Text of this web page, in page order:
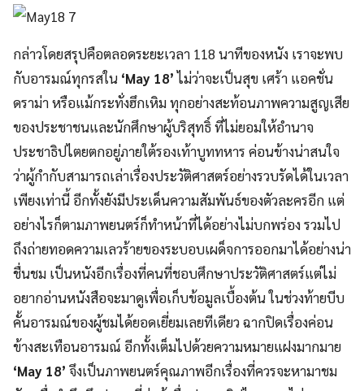
กล่าวโดยสรุปคือตลอดระยะเวลา 118 นาทีของหนัง เราจะพบ
กับอารมณ์ทุกรสใน ‘May 18’ไม่ว่าจะเป็นสุข เศร้า แอคชั่น
ดราม่า หรือแม้กระทั่งฮึกเหิม ทุกอย่างสะท้อนภาพความสูญเสีย
ของประชาชนและนักศึกษาผู้บริสุทธิ์ ที่ไม่ยอมให้อำนาจ
ประชาธิปไตยตกอยู่ภายใต้รองเท้าบูททหาร ค่อนข้างน่าสนใจ
ว่าผู้กำกับสามารถเล่าเรื่องประวัติศาสตร์อย่างรวบรัดได้ในเวลา
เพียงเท่านี้ อีกทั้งยังมีประเด็นความสัมพันธ์ของตัวละครอีก แต่
อย่างไรก็ตามภาพยนตร์ก็ทำหน้าที่ได้อย่างไม่บกพร่อง รวมไป
ถึงถ่ายทอดความเลวร้ายของระบอบเผด็จการออกมาได้อย่างน่า
ชื่นชม เป็นหนังอีกเรื่องที่คนที่ชอบศึกษาประวัติศาสตร์แต่ไม่
อยากอ่านหนังสือจะมาดูเพื่อเก็บข้อมูลเบื้องต้น ในช่วงท้ายบีบ
คั้นอารมณ์ของผู้ชมได้ยอดเยี่ยมเลยทีเดียว ฉากปิดเรื่องค่อน
ข้างสะเทือนอารมณ์ อีกทั้งเต็มไปด้วยความหมายแฝงมากมาย
‘May 18’ จึงเป็นภาพยนตร์คุณภาพอีกเรื่องที่ควรจะหามาชม